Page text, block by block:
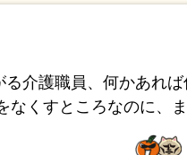
介護職員、何かあれ
なくすところなのに、